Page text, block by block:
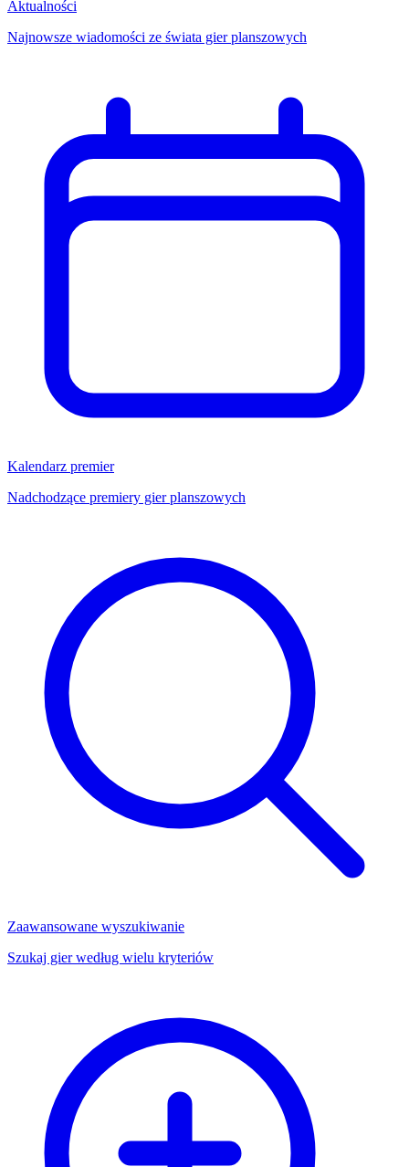
Aktualności
Najnowsze wiadomości ze świata gier planszowych
Kalendarz premier
Nadchodzące premiery gier planszowych
Zaawansowane wyszukiwanie
Szukaj gier według wielu kryteriów